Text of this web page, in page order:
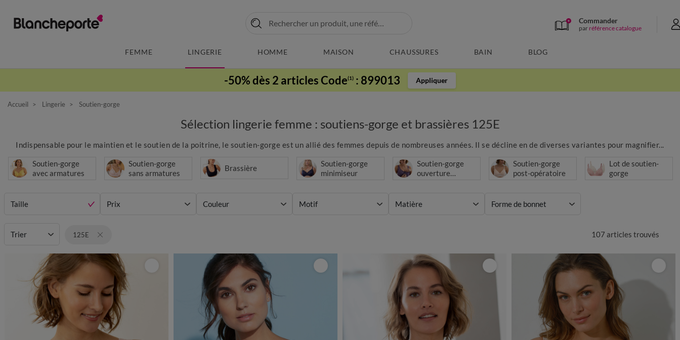
Commander
par référence catalogue
FEMME LINGERIE HOMME MAISON CHAUSSURES BAIN BLOG
-50% dès 2 articles Code(1) : 899013 Appliquer
Accueil Lingerie Soutien-gorge
Sélection lingerie femme : soutiens-gorge et brassières 125E
Indispensable pour le maintien et le soutien de la poitrine, le soutien-gorge est un allié des femmes depuis de nombreuses années. Il se décline en de diverses variantes pour magnifier...
Soutien-gorge
avec armatures
Soutien-gorge
sans armatures
Brassière
Soutien-gorge
minimiseur
Soutien-gorge
ouverture
Soutien-gorge
post-opératoire
Lot de soutien-
gorge
Taille Prix Couleur Motif Matière Forme de bonnet
107 articles trouvés
Trier 125E